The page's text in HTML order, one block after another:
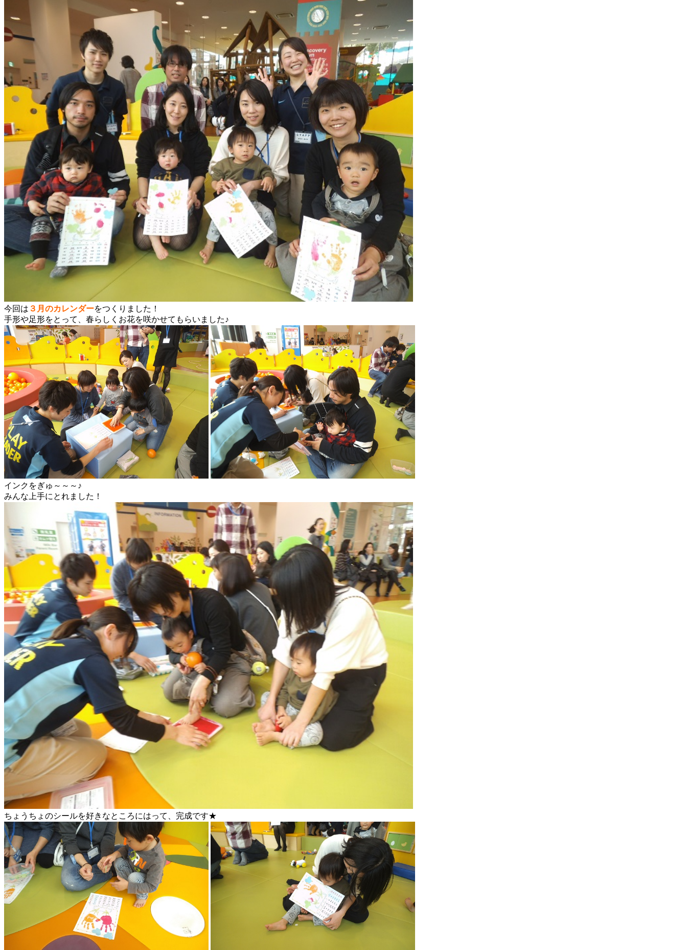
今回は ３月のカレンダーをつくりました！
手形や足形をとって、春らしくお花を咲かせてもらいました♪
インクをぎゅ～～～♪
みんな上手にとれました！
ちょうちょのシールを好きなところにはって、完成です★